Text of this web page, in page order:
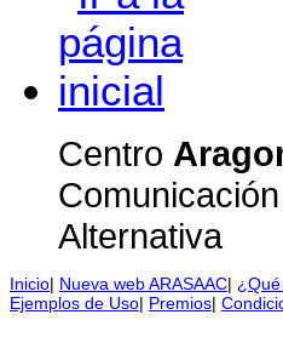
Centro
Alternativa
Inicio| Nueva web ARASAAC|
Ejemplos de Uso| Premios|